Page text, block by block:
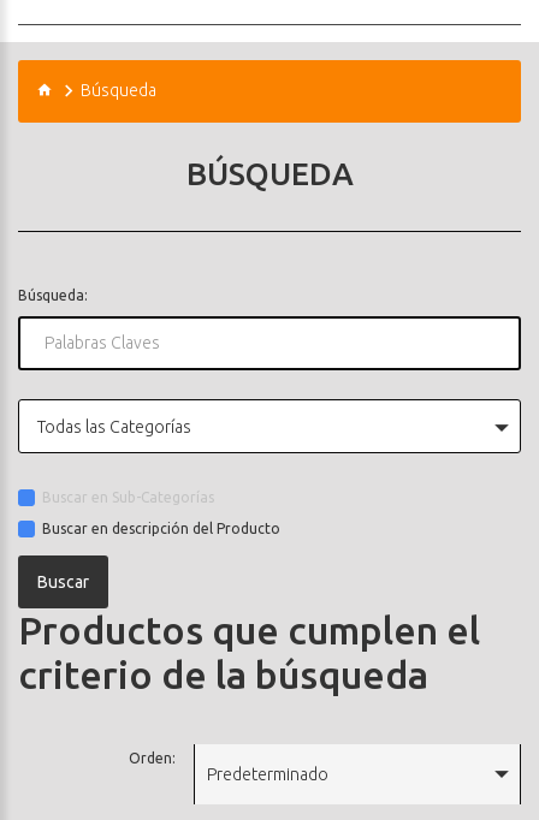
Búsqueda
BÚSQUEDA
Búsqueda:
Todas las Categorías
Buscar en Sub-Categorías
Buscar en descripción del Producto
Productos que cumplen el
criterio de la búsqueda
Orden:
Predeterminado